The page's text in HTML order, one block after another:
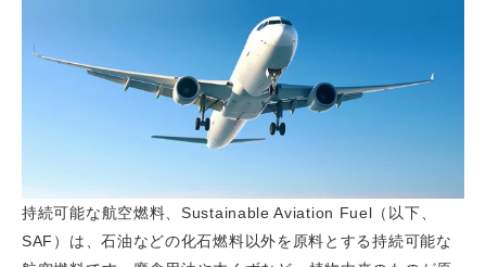
持続可能な航空燃料、 Sustainable Aviation Fuel（以下、
SAF） は、石油などの化石燃料以外を原料とする持続可能な